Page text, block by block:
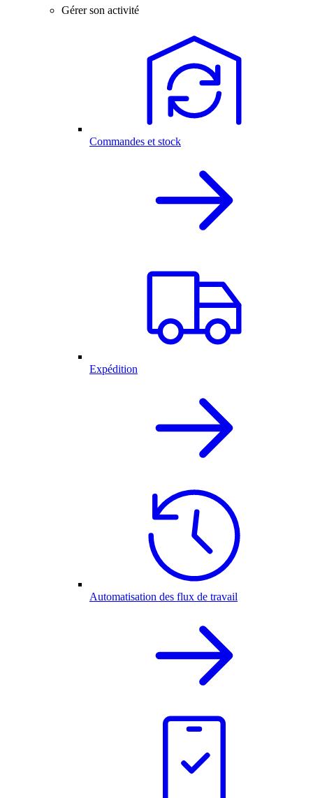
Gérer son activité
Commandes et stock
Expédition
Automatisation des flux de travail